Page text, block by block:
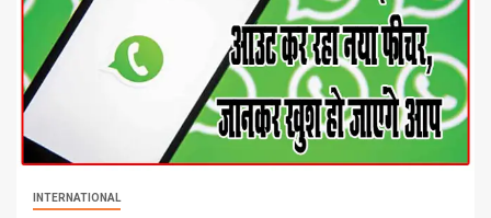
INTERNATIONAL